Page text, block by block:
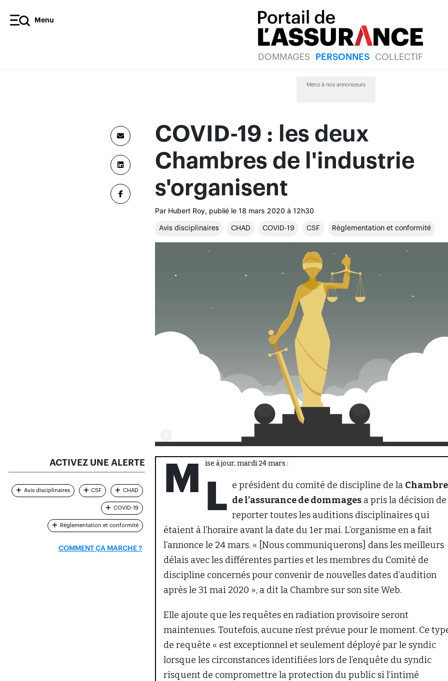
Menu
DOMMAGES PERSONNES COLLECTIF
Merci à nos annonceurs
COVID-19 : les deux
Chambres de l'industrie
s'organisent
Par Hubert Roy, publié le 18 mars 2020 à 12h30
Avis disciplinaires CHAD COVID-19 CSF Règlementation et conformité
Mise à jour, mardi 24 mars :
L e président du comité de discipline de la Chambre
de l’assurance de dommages a pris la décision de
reporter toutes les auditions disciplinaires qui
étaient à l’horaire avant la date du 1er mai. L’organisme en a fait
l’annonce le 24 mars. « [Nous communiquerons] dans les meilleurs
délais avec les différentes parties et les membres du Comité de
discipline concernés pour convenir de nouvelles dates d’audition
après le 31 mai 2020 », a dit la Chambre sur son site Web.
Elle ajoute que les requêtes en radiation provisoire seront
maintenues. Toutefois, aucune n’est prévue pour le moment. Ce
de requête « est exceptionnel et seulement déployé par le syndic
lorsque les circonstances identifiées lors de l’enquête du syndic
risquent de compromettre la protection du public si l’intimé
ACTIVEZ UNE ALERTE
Avis disciplinaires CSF CHAD
COVID-19
Règlementation et conformité
COMMENT ÇA MARCHE ?